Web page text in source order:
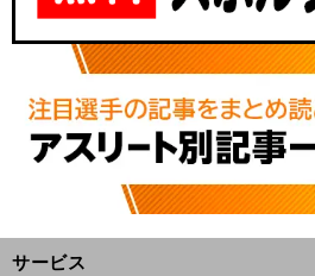
サービス